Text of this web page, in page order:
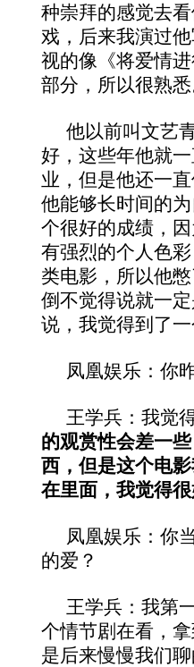
种崇拜的感觉去
戏，后来我演过
视的像《将爱情
部分，所以很熟悉
他以前叫文艺
好，这些年他就
业，但是他还一
他能够长时间的
个很好的成绩，
有强烈的个人色
类电影，所以他
倒不觉得说就一
说，我觉得到了一
凤凰娱乐：你
王学兵：我觉
的观赏性会差一
西，但是这个电
在里面，我觉得很
凤凰娱乐：你
的爱？
王学兵：我第
个情节剧在看，
是后来慢慢我们